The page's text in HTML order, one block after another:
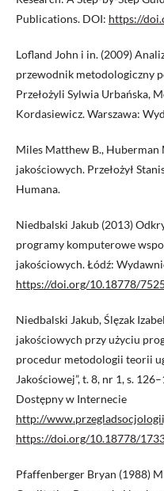
Publications. DOI: https://
Lofland John i in. (2009)
przewodnik metodologiczny
Przełożyli Sylwia Urbańska,
Kordasiewicz. Warszawa:
Miles Matthew B., Huberman
jakościowych. Przełożył
Humana.
Niedbalski Jakub (2013)
programy komputerowe
jakościowych. Łódź:
https://doi.org/10.18778/
Niedbalski Jakub, Ślęzak
jakościowych przy użyciu
procedur metodologii teorii
Jakościowej”, t. 8, nr 1, s.
Dostępny w Internecie
http://
https://doi.org/10.18778/
Pfaffenberger Bryan (1988)